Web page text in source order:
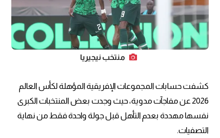
منتخب نيجيريا
كشفت حسابات المجموعات الإفريقية المؤهلة لكأس العالم
2026 عن مفاجآت مدوية، حيث وجدت بعض المنتخبات الكبرى
نفسها مهددة بعدم التأهل قبل جولة واحدة فقط من نهاية
التصفيات.